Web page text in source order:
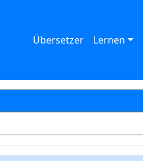
Übersetzer Lernen